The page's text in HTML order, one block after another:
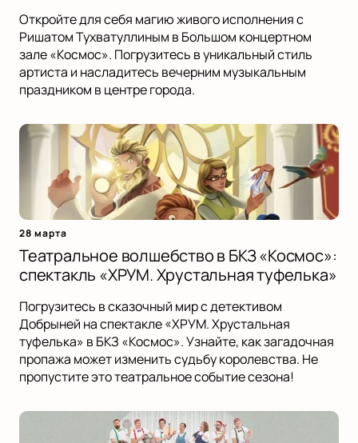
Откройте для себя магию живого исполнения с
Ришатом Тухватуллиным в Большом концертном
зале «Космос». Погрузитесь в уникальный стиль
артиста и насладитесь вечерним музыкальным
праздником в центре города.
28 марта
Театральное волшебство в БКЗ «Космос»:
спектакль «ХРУМ. Хрустальная туфелька»
Погрузитесь в сказочный мир с детективом
Добрыней на спектакле «ХРУМ. Хрустальная
туфелька» в БКЗ «Космос». Узнайте, как загадочная
пропажа может изменить судьбу королевства. Не
пропустите это театральное событие сезона!